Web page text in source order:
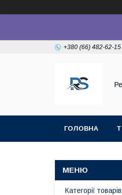
+380 (66) 482-62-15
ГОЛОВНА
Категорії товарів